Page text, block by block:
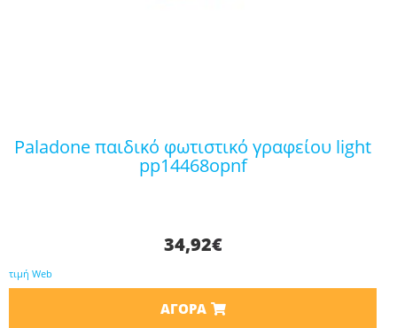
paladone παιδικό φωτιστικό γραφείου light
pp14468opnf
34,92€
τιμή Web
ΑΓΟΡΆ